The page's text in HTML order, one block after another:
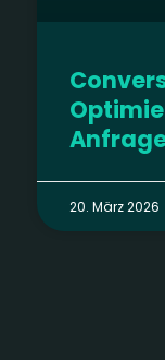
20. März 2026